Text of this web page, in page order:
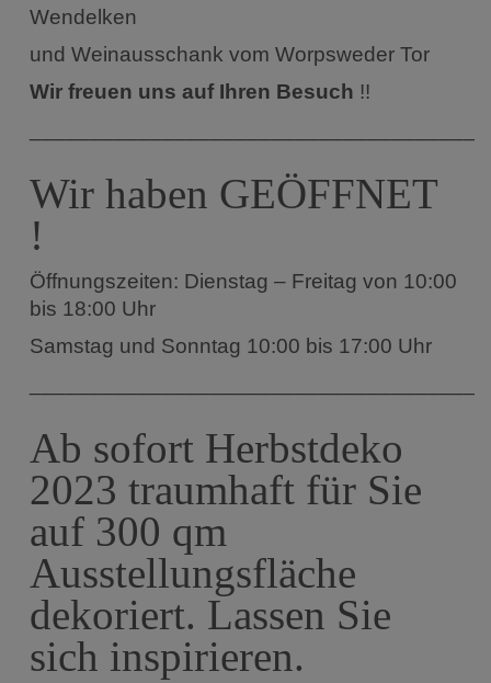
Wendelken
und Weinausschank vom Worpsweder Tor
Wir freuen uns auf Ihren Besuch !!
Wir haben GEÖFFNET
!
Öffnungszeiten: Dienstag – Freitag von 10:00
bis 18:00 Uhr
Samstag und Sonntag 10:00 bis 17:00 Uhr
Ab sofort Herbstdeko
2023 traumhaft für Sie
auf 300 qm
Ausstellungsfläche
dekoriert. Lassen Sie
sich inspirieren.